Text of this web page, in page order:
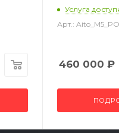
Услуга
Арт.:
460 000 ₽